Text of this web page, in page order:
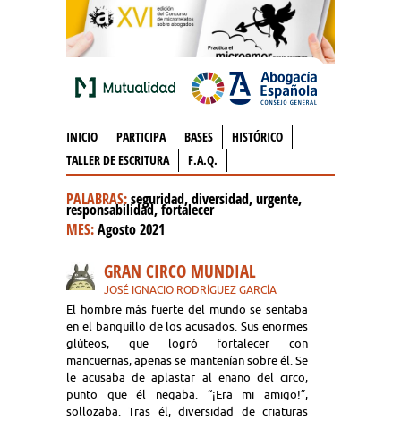
INICIO PARTICIPA BASES
HISTÓRICO
TALLER DE ESCRITURA
F.A.Q.
PALABRAS:seguridad, diversidad, urgente,
responsabilidad, fortalecer
MES:Agosto 2021
GRAN CIRCO MUNDIAL
JOSÉ IGNACIO RODRÍGUEZ GARCÍA
El hombre más fuerte del mundo se sentaba
en el banquillo de los acusados. Sus enormes
glúteos, que logró fortalecer con
mancuernas, apenas se mantenían sobre él. Se
le acusaba de aplastar al enano del circo,
punto que él negaba. “¡Era mi amigo!”,
sollozaba. Tras él, diversidad de criaturas